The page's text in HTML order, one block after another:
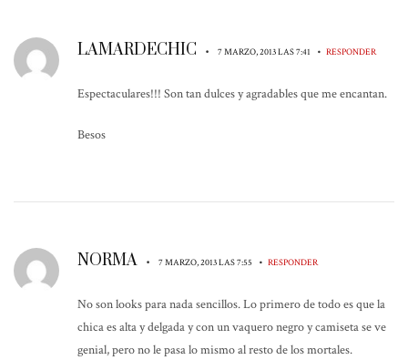
LAMARDECHIC • 7 MARZO, 2013 LAS 7:41 • RESPONDER
Espectaculares!!! Son tan dulces y agradables que me encantan.
Besos
NORMA • 7 MARZO, 2013 LAS 7:55 • RESPONDER
No son looks para nada sencillos. Lo primero de todo es que la
chica es alta y delgada y con un vaquero negro y camiseta se ve
genial, pero no le pasa lo mismo al resto de los mortales.